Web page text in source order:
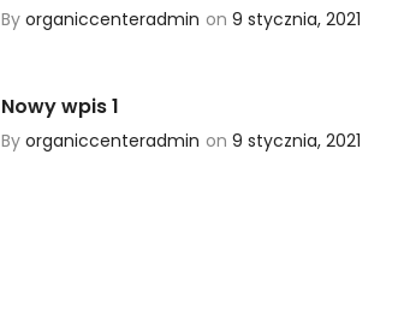
By organiccenteradmin on 9 stycznia, 2021
Nowy wpis 1
By organiccenteradmin on 9 stycznia, 2021